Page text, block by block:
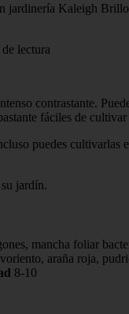
jardinería Kaleigh
lectura
contrastante.
fáciles de
puedes
jardín.
mancha foliar
araña roja,
8-10